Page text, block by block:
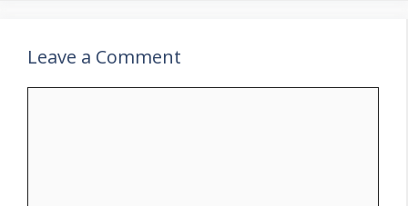
Leave a Comment